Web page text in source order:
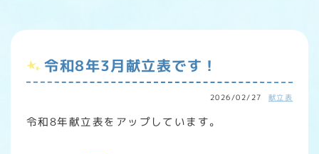
令和8年3月献立表です！
2026/02/27 献立表
令和8年献立表をアップしています。